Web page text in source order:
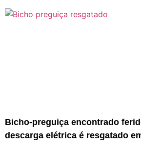
Bicho-preguiça encontrado
descarga elétrica é resgatado